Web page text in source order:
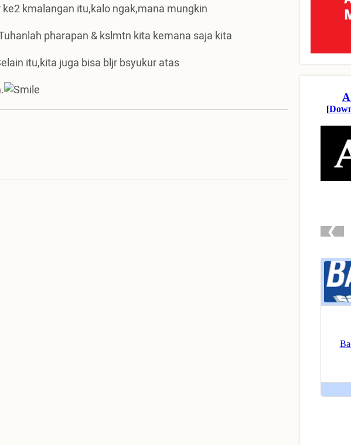
kmalangan itu,kalo ngak,mana mungkin
pharapan & kslmtn kita kemana saja kita
itu,kita juga bisa bljr bsyukur atas